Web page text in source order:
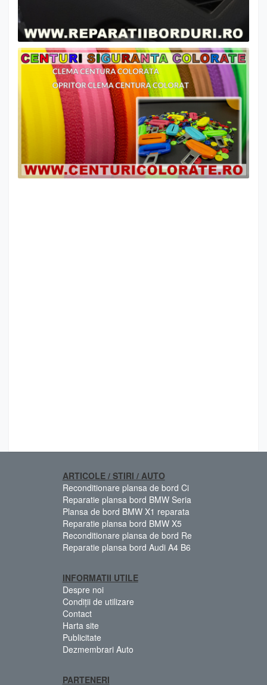
ARTICOLE / STIRI / AUTO
Reconditionare plansa de bord Ci
Reparatie plansa bord BMW Seria
Plansa de bord BMW X1 reparata
Reparatie plansa bord BMW X5
Reconditionare plansa de bord Re
Reparatie plansa bord Audi A4 B6
INFORMATII UTILE
Despre noi
Condiții de utilizare
Contact
Harta site
Publicitate
Dezmembrari Auto
PARTENERI